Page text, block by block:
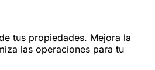
tus propiedades. Mejora la
las operaciones para tu